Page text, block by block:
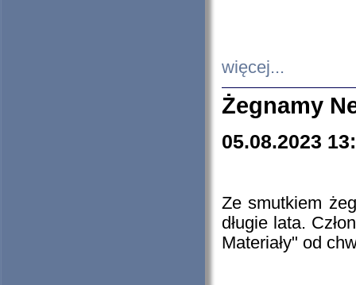
więcej...
Żegnamy
05.08.2023
Ze smutkiem
długie lata.
Materiały" od